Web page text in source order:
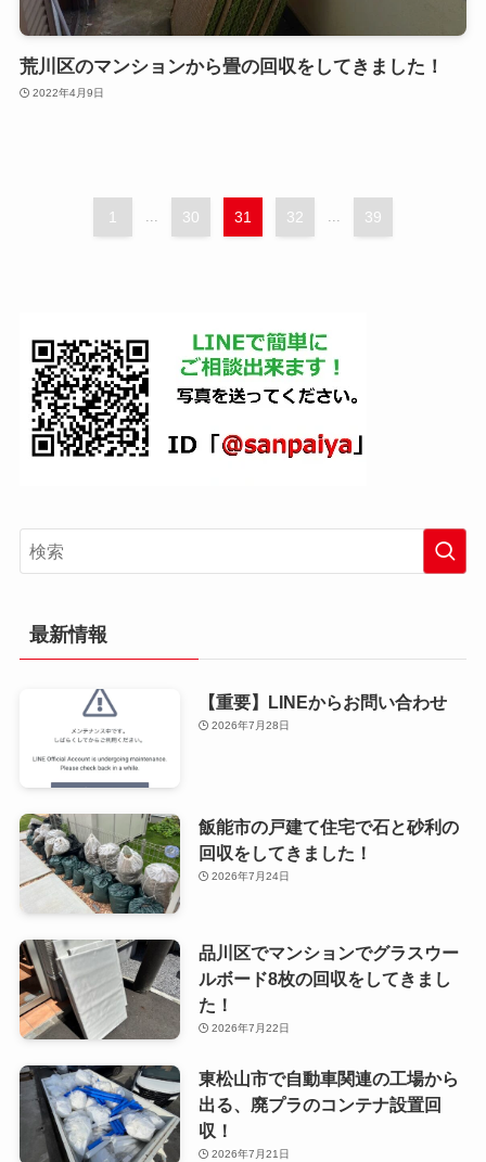
荒川区のマンションから畳の回収をしてきました！
2022年4月9日
1 30 31 32 39
最新情報
【重要】LINEからお問い合わせ
2026年7月28日
飯能市の戸建て住宅で石と砂利の
回収をしてきました！
2026年7月24日
品川区でマンションでグラスウー
ルボード8枚の回収をしてきまし
た！
2026年7月22日
東松山市で自動車関連の工場から
出る、廃プラのコンテナ設置回
収！
2026年7月21日